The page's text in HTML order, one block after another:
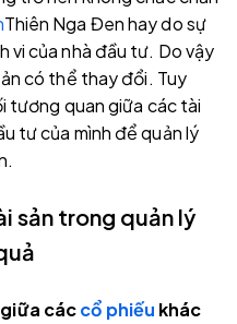
Thiên Nga Đen hay do sự
vi của nhà đầu tư. Do vậy
có thể thay đổi. Tuy
tương quan giữa các tài
tư của mình để quản lý
sản trong quản lý
cáccổ phiếu khác